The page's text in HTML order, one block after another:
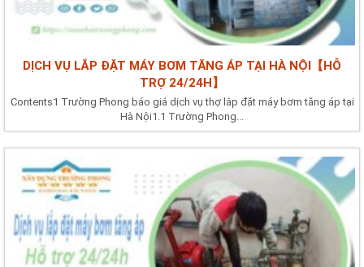
DỊCH VỤ LẮP ĐẶT MÁY BƠM TĂNG ÁP TẠI HÀ NỘI【HỖ
TRỢ 24/24H】
Contents1 Trường Phong báo giá dịch vụ thợ lắp đặt máy bơm tăng áp tại
Hà Nội1.1 Trường Phong...